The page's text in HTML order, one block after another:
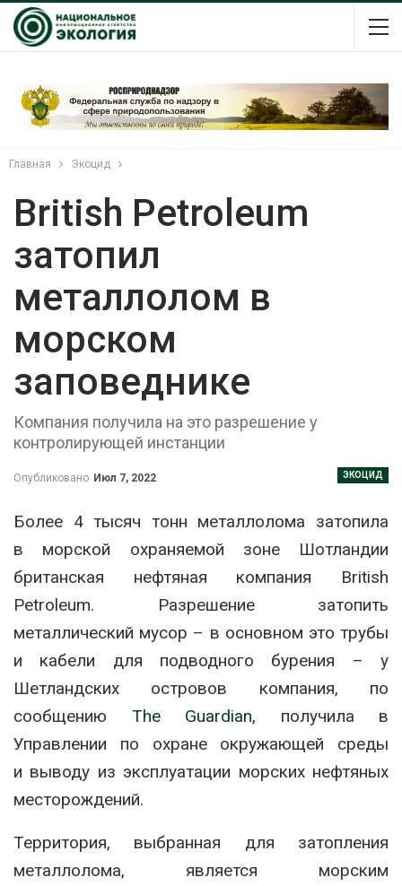
Главная Экоцид
British Petroleum
затопил
металлолом в
морском
заповеднике
Компания получила на это разрешение у
контролирующей инстанции
ЭКОЦИД
Опубликовано Июл 7, 2022
Более 4 тысяч тонн металлолома затопила
в морской охраняемой зоне Шотландии
британская нефтяная компания British
Petroleum. Разрешение затопить
металлический мусор – в основном это трубы
и кабели для подводного бурения – у
Шетландских островов компания, по
сообщению The Guardian, получила в
Управлении по охране окружающей среды
и выводу из эксплуатации морских нефтяных
месторождений.
Территория, выбранная для затопления
металлолома, является морским